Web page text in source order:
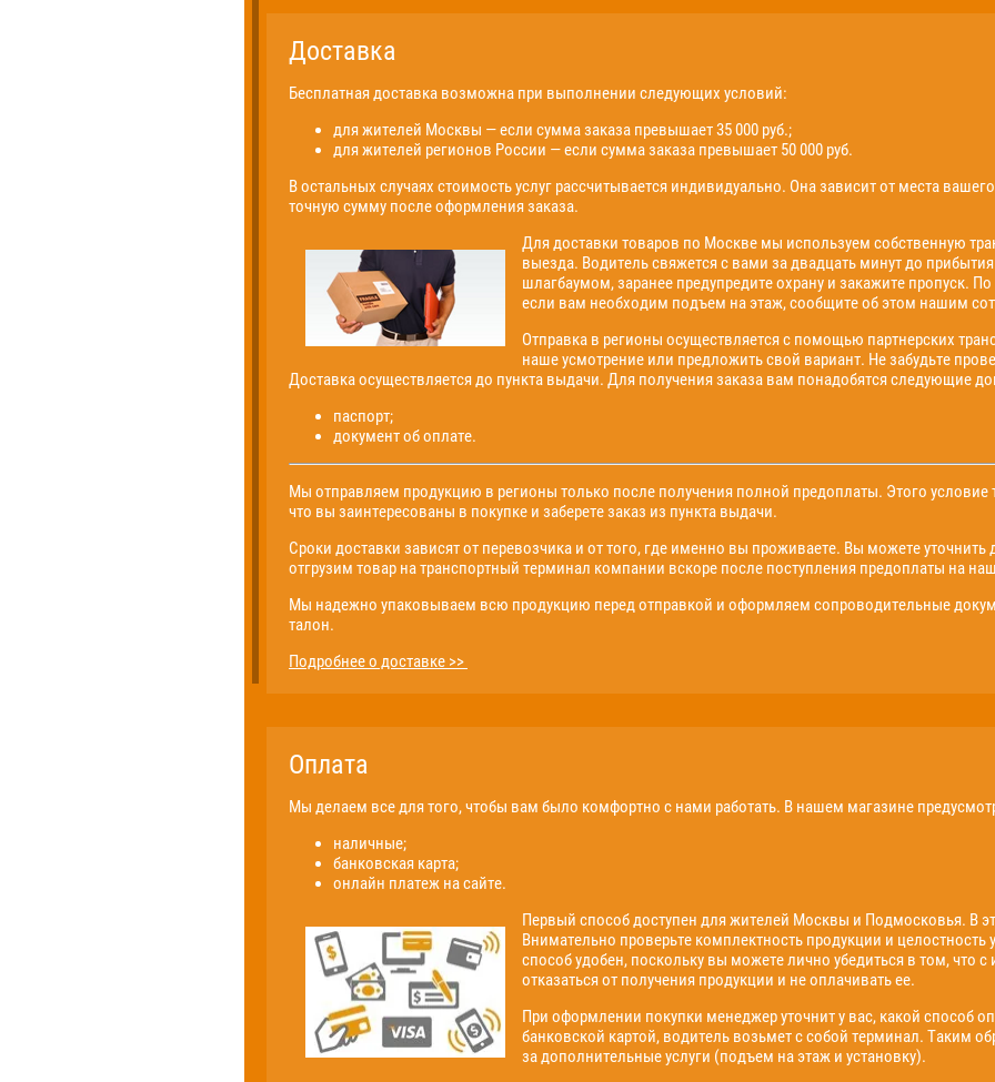
Доставка
Бесплатная доставка возможна при выполнении следующих условий:
для жителей Москвы — если сумма заказа превышает 35 000 руб.;
для жителей регионов России — если сумма заказа превышает 50 000 руб.
В остальных случаях стоимость услуг рассчитывается индивидуально. Она зависит от места
точную сумму после оформления заказа.
Для доставки товаров по Москве мы используем собственную
выезда. Водитель свяжется с вами за двадцать минут до
шлагбаумом, заранее предупредите охрану и закажите пропуск.
если вам необходим подъем на этаж, сообщите об этом нашим
Отправка в регионы осуществляется с помощью партнерских
наше усмотрение или предложить свой вариант. Не забудьте
Доставка осуществляется до пункта выдачи. Для получения заказа вам понадобятся следующие
паспорт;
документ об оплате.
Мы отправляем продукцию в регионы только после получения полной предоплаты. Этого условие
что вы заинтересованы в покупке и заберете заказ из пункта выдачи.
Сроки доставки зависят от перевозчика и от того, где именно вы проживаете. Вы можете
отгрузим товар на транспортный терминал компании вскоре после поступления предоплаты на
Мы надежно упаковываем всю продукцию перед отправкой и оформляем сопроводительные
талон.
Подробнее о доставке >>
Оплата
Мы делаем все для того, чтобы вам было комфортно с нами работать. В нашем магазине
наличные;
банковская карта;
онлайн платеж на сайте.
Первый способ доступен для жителей Москвы и Подмосковья. В
Внимательно проверьте комплектность продукции и
способ удобен, поскольку вы можете лично убедиться в том, что
отказаться от получения продукции и не оплачивать ее.
При оформлении покупки менеджер уточнит у вас, какой способ
банковской картой, водитель возьмет с собой терминал. Таким
за дополнительные услуги (подъем на этаж и установку).